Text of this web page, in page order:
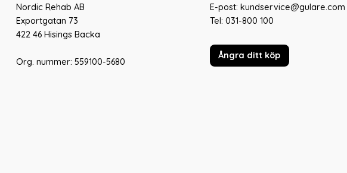
Nordic Rehab AB
Exportgatan 73
422 46 Hisings Backa
Org. nummer: 559100-5680
E-post: kundservice@gulare.com
Tel: 031-800 100
Ångra ditt köp